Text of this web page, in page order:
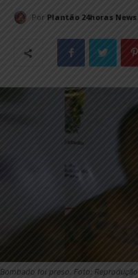
Por Plantão 24horas News
Bombado foi preso. Foto: Reprodução